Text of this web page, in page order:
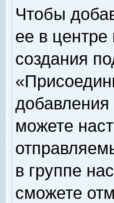
Чтобы
ее в центре
создания
можете
в группе
сможете